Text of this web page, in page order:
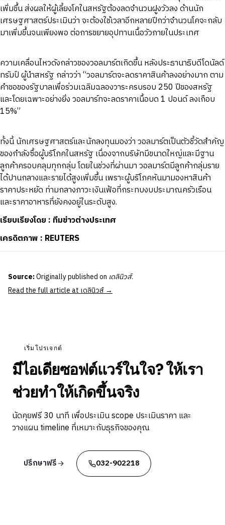
เพิ่มขึ้น ส่งผลให้ผู้เลี้ยงโคในสหรัฐต้องลดจำนวนฝูงวัวลง ด้านนัก
เศรษฐศาสตร์ประเมินว่า จะต้องใช้เวลาอีกหลายปีกว่าจำนวนโคจะกลับ
มาเพิ่มขึ้นจนเพียงพอ ต่อการขยายอุปทานเนื้อวัวภายในประเทศ
ความเคลื่อนไหวดังกล่าวของวอลมาร์ตเกิดขึ้น หลังประธานาธิบดีโดนัลด์
ทรัมป์ ผู้นำสหรัฐ กล่าวว่า “วอลมาร์ตจะลดราคาสินค้าลงอย่างมาก ตาม
คำขอของรัฐบาลเพื่อร่วมเฉลิมฉลองวาระครบรอบ 250 ปีของสหรัฐ
และโดยเฉพาะอย่างยิ่ง วอลมาร์ทจะลดราคาเนื้อบด 1 ปอนด์ ลงเกือบ
15%”
ทั้งนี้ นักเศรษฐศาสตร์และนักลงทุนมองว่า วอลมาร์ตเป็นตัวชี้วัดสำคัญ
ของกำลังซื้อผู้บริโภคในสหรัฐ เนื่องจากบริษัทมีขนาดใหญ่และมีฐาน
ลูกค้าครอบคลุมทุกกลุ่ม โดยในช่วงที่ผ่านมา วอลมาร์ตมีลูกค้ากลุ่มราย
ได้ปานกลางและรายได้สูงเพิ่มขึ้น เพราะผู้บริโภคหันมามองหาสินค้า
ราคาประหยัด ท่ามกลางภาวะเงินเฟ้อที่กระทบงบประมาณครัวเรือน
และราคาอาหารที่ยังคงอยู่ในระดับสูง.
เรียบเรียงโดย : ทีมข่าวต่างประเทศ
เครดิตภาพ : REUTERS
Source:Originally published on เดลินิวส์.
Read the full article at เดลินิวส์ →
เริ่มโปรเจกต์
มีไอเดียซอฟต์แวร์ในใจ? ให้เรา
ช่วยทำให้เกิดขึ้นจริง
นัดคุยฟรี 30 นาที เพื่อประเมิน scope ประเมินราคา และ
วางแผน timeline ที่เหมาะกับธุรกิจของคุณ
ปรึกษาฟรี 032-902218